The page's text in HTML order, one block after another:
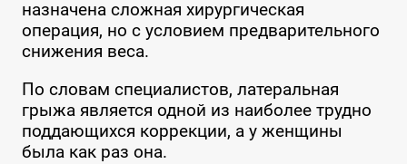
назначена сложная хирургическая
операция, но с условием предварительного
снижения веса.
По словам специалистов, латеральная
грыжа является одной из наиболее трудно
поддающихся коррекции, а у женщины
была как раз она.